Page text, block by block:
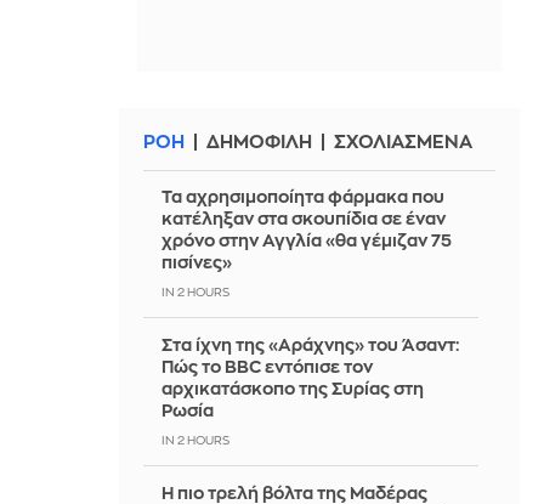
ΡΟΗ ΔΗΜΟΦΙΛΗ ΣΧΟΛΙΑΣΜΕΝΑ
Τα αχρησιμοποίητα φάρμακα που
κατέληξαν στα σκουπίδια σε έναν
χρόνο στην Αγγλία «θα γέμιζαν 75
πισίνες»
IN 2 HOURS
Στα ίχνη της «Αράχνης» του Άσαντ:
Πώς το BBC εντόπισε τον
αρχικατάσκοπο της Συρίας στη
Ρωσία
IN 2 HOURS
Η πιο τρελή βόλτα της Μαδέρας